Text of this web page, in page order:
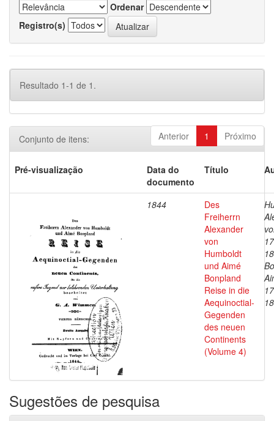
Ordenar
Registro(s)
Resultado 1-1 de 1.
Anterior 1 Próximo
Conjunto de itens:
Pré-visualização
Data do
documento
Título
1844
Des
Freiherrn
Alexander
von
Humboldt
und Aimé
Bonpland
Reise in die
Aequinoctial-
Gegenden
des neuen
Continents
(Volume 4)
Sugestões de pesquisa